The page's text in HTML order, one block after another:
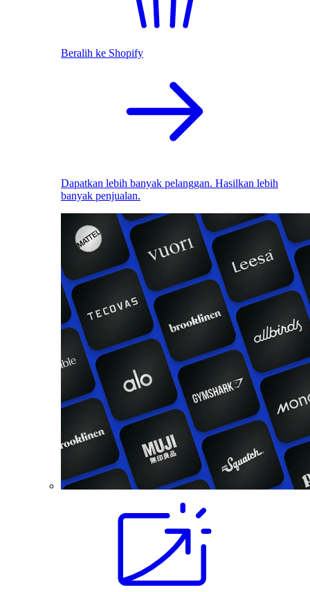
Beralih ke Shopify
Dapatkan lebih banyak pelanggan. Hasilkan lebih
banyak penjualan.